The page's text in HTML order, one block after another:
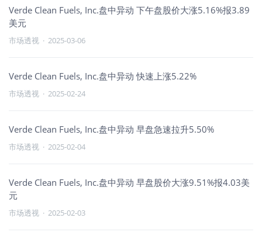
Verde Clean Fuels, Inc.盘中异动 下午盘股价大涨5.16%报3.89
美元
市场透视 · 2025-03-06
Verde Clean Fuels, Inc.盘中异动 快速上涨5.22%
市场透视 · 2025-02-24
Verde Clean Fuels, Inc.盘中异动 早盘急速拉升5.50%
市场透视 · 2025-02-04
Verde Clean Fuels, Inc.盘中异动 早盘股价大涨9.51%报4.03美
元
市场透视 · 2025-02-03